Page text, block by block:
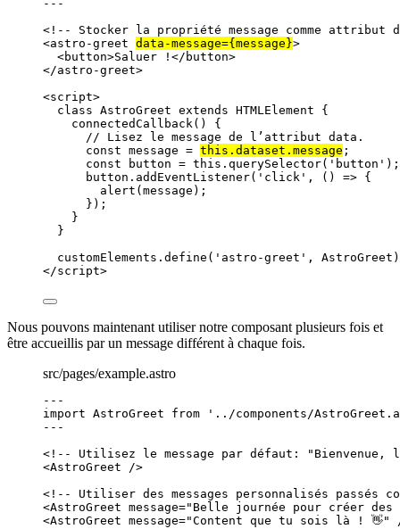
---
<!-- Stocker la propriété message comme attribut
<astro-greet data-message={message}>
<button>Saluer ! </ button>
</astro-greet>
<script>
class AstroGreet extends HTMLElement {
connectedCallback ()
{
// Lisez le message de l’attribut data.
const message = this . dataset . message ;
const
button = this . querySelector( ' button ' );
button . addEventListener( ' click ' , () => {
alert (message );
});
}
}
customElements . define ( ' astro-greet ' , AstroGreet
</script>
Nous pouvons maintenant utiliser notre composant plusieurs fois et
être accueillis par un message différent à chaque fois.
src/pages/example.astro
---
import AstroGreet from ' ../components/
---
<!-- Utilisez le message par défaut: "Bienvenue,
<AstroGreet />
<!-- Utiliser des messages personnalisés passés
<AstroGreet message=" Belle journée pour créer des
<AstroGreet message="Content que tu sois là ! 👋"